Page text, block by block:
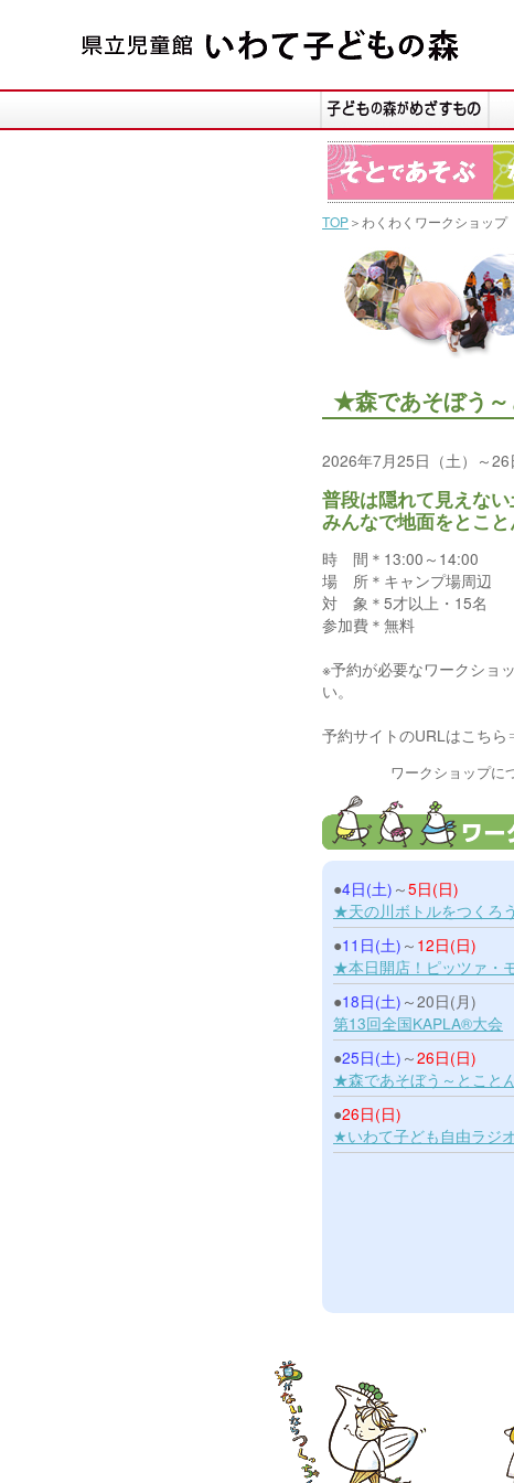
TOP＞わくわくワークショップ
★森であそぼう～
2026年7月25日（土）～26
普段は隠れて見えな
みんなで地面をとこと
時 間＊13:00～14:00
場 所＊キャンプ場周辺
対 象＊5才以上・15名
参加費＊無料
※予約が必要なワークショ
い。
予約サイトのURLはこち
ワークショップ
●4日(土) ～5日(日)
★天の川ボトルをつくろう
●11日(土) ～ 12日(日)
★本日開店！ピッツァ・
●18日(土) ～20日(月)
第13回全国KAPLA®大会
●25日(土) ～26日(日)
★森であそぼう～とこと
●26日(日)
★いわて子ども自由ラジ